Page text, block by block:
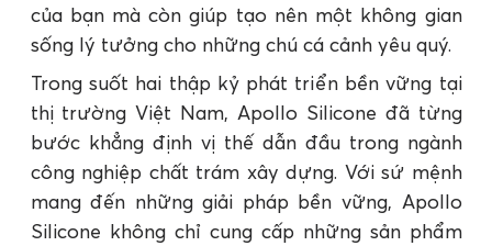
của bạn mà còn giúp tạo nên một không gian
sống lý tưởng cho những chú cá cảnh yêu quý.
Trong suốt hai thập kỷ phát triển bền vững tại
thị trường Việt Nam, Apollo Silicone đã từng
bước khẳng định vị thế dẫn đầu trong ngành
công nghiệp chất trám xây dựng. Với sứ mệnh
mang đến những giải pháp bền vững, Apollo
Silicone không chỉ cung cấp những sản phẩm